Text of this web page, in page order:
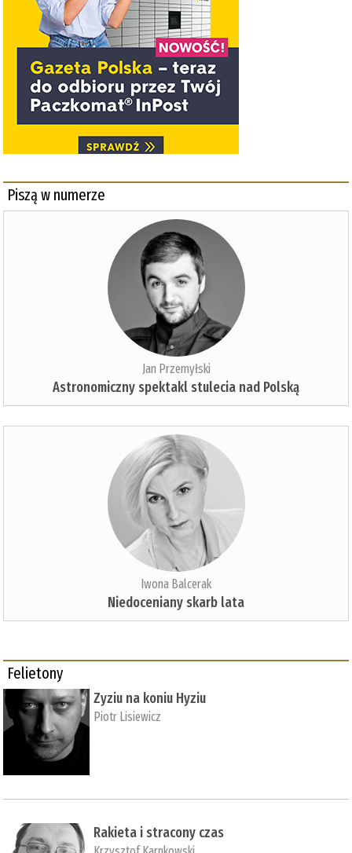
Piszą w numerze
Jan Przemyłski
Astronomiczny spektakl stulecia nad Polską
Iwona Balcerak
Niedoceniany skarb lata
Felietony
Zyziu na koniu Hyziu
Piotr Lisiewicz
Rakieta i stracony czas